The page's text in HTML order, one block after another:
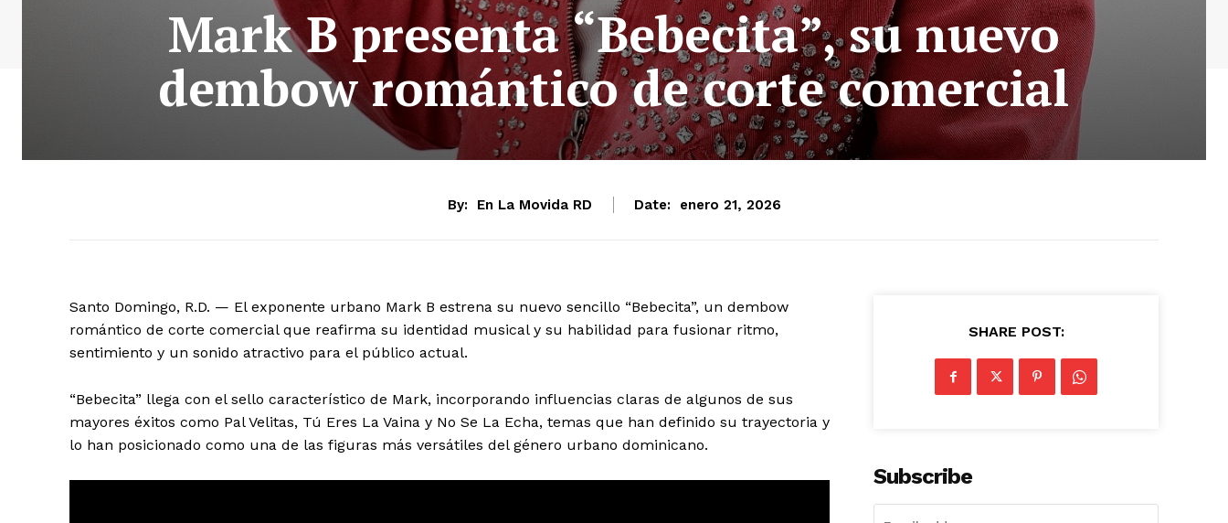
Mark B presenta “Bebecita”, su nuevo
dembow romántico de corte comercial
By: En La Movida RD Date: enero 21, 2026
Santo Domingo, R.D. — El exponente urbano Mark B estrena su nuevo sencillo “Bebecita”, un dembow
romántico de corte comercial que reafirma su identidad musical y su habilidad para fusionar ritmo,
sentimiento y un sonido atractivo para el público actual.
“Bebecita” llega con el sello característico de Mark, incorporando influencias claras de algunos de sus
mayores éxitos como Pal Velitas, Tú Eres La Vaina y No Se La Echa, temas que han definido su trayectoria y
lo han posicionado como una de las figuras más versátiles del género urbano dominicano.
SHARE POST:
Subscribe